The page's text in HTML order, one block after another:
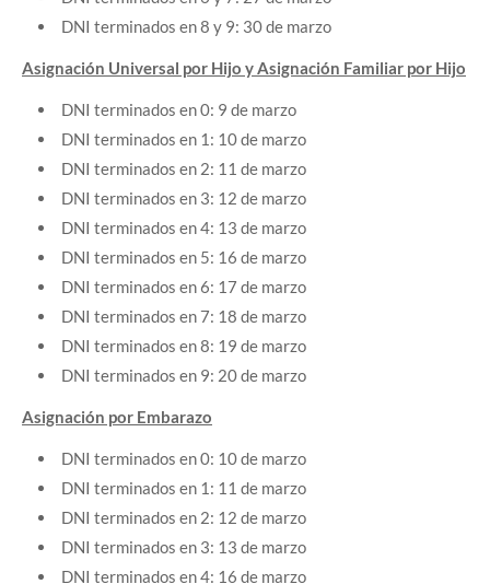
DNI terminados en 8 y 9: 30 de marzo
Asignación Universal por Hijo y Asignación Familiar por Hijo
DNI terminados en 0: 9 de marzo
DNI terminados en 1: 10 de marzo
DNI terminados en 2: 11 de marzo
DNI terminados en 3: 12 de marzo
DNI terminados en 4: 13 de marzo
DNI terminados en 5: 16 de marzo
DNI terminados en 6: 17 de marzo
DNI terminados en 7: 18 de marzo
DNI terminados en 8: 19 de marzo
DNI terminados en 9: 20 de marzo
Asignación por Embarazo
DNI terminados en 0: 10 de marzo
DNI terminados en 1: 11 de marzo
DNI terminados en 2: 12 de marzo
DNI terminados en 3: 13 de marzo
DNI terminados en 4: 16 de marzo